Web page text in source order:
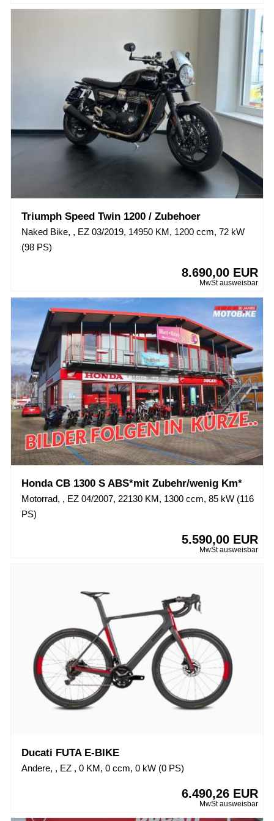
Triumph Speed Twin 1200 / Zubehoer
Naked Bike, , EZ 03/2019, 14950 KM, 1200 ccm, 72 kW
(98 PS)
8.690,00 EUR
MwSt ausweisbar
Honda CB 1300 S ABS*mit Zubehr/wenig Km*
Motorrad, , EZ 04/2007, 22130 KM, 1300 ccm, 85 kW (116
PS)
5.590,00 EUR
MwSt ausweisbar
Ducati FUTA E-BIKE
Andere, , EZ , 0 KM, 0 ccm, 0 kW (0 PS)
6.490,26 EUR
MwSt ausweisbar